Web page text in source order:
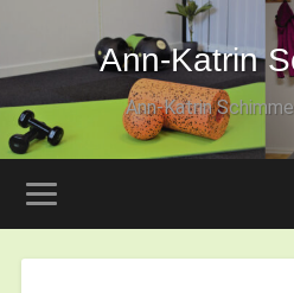
Ann-Katrin
Ann-Katrin